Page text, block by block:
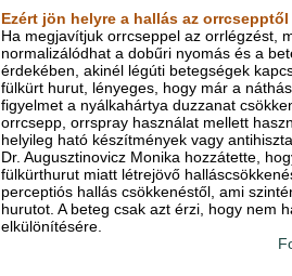
Ezért jön helyre a hallás az orrcsepptől
Ha megjavítjuk orrcseppel az orrlégzést,
normalizálódhat a dobűri nyomás és a
érdekében, akinél légúti betegségek
fülkürt hurut, lényeges, hogy már a
figyelmet a nyálkahártya duzzanat
orrcsepp, orrspray használat mellett
helyileg ható készítmények vagy
Dr. Augusztinovicz Monika hozzátette,
fülkürthurut miatt létrejövő
perceptiós hallás csökkenéstől, ami
hurutot. A beteg csak azt érzi, hogy nem
elkülönítésére.